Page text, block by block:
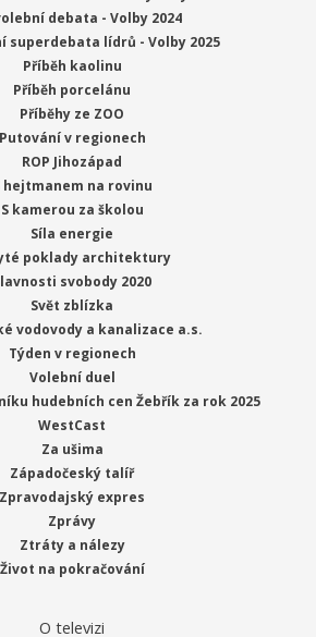
debata - Volby 2024
superdebata lídrů - Volby 2025
Příběh kaolinu
Příběh porcelánu
Příběhy ze ZOO
Putování v regionech
ROP Jihozápad
hejtmanem na rovinu
S kamerou za školou
Síla energie
poklady architektury
svobody 2020
Svět zblízka
vodovody a kanalizace a.s.
Týden v regionech
Volební duel
hudebních cen Žebřík za rok 2025
WestCast
Za ušima
Západočeský talíř
Zpravodajský expres
Zprávy
Ztráty a nálezy
Život na pokračování
O televizi